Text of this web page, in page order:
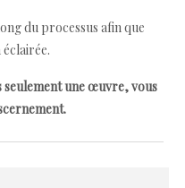
du processus afin que
seulement une œuvre, vous